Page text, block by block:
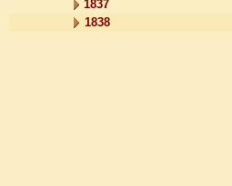
1837
1838